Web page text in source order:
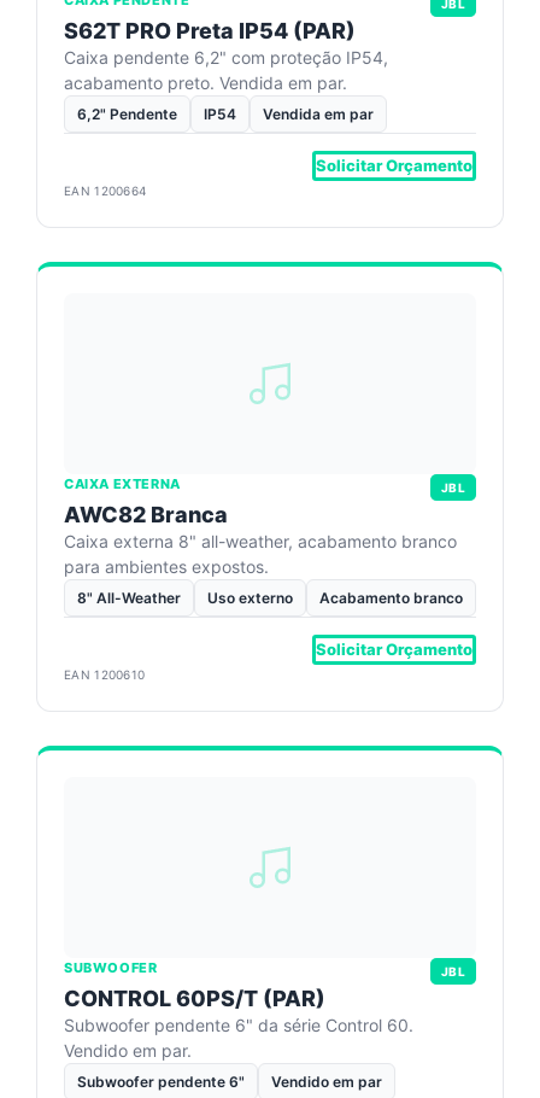
JBL
S62T PRO Preta IP54 (PAR)
Caixa pendente 6,2" com proteção IP54,
acabamento preto. Vendida em par.
6,2" Pendente IP54 Vendida em par
Solicitar Orçamento
EAN 1200664
CAIXA EXTERNA JBL
AWC82 Branca
Caixa externa 8" all-weather, acabamento branco
para ambientes expostos.
8" All-Weather Uso externo Acabamento branco
Solicitar Orçamento
EAN 1200610
SUBWOOFER JBL
CONTROL 60PS/T (PAR)
Subwoofer pendente 6" da série Control 60.
Vendido em par.
Subwoofer pendente 6" Vendido em par